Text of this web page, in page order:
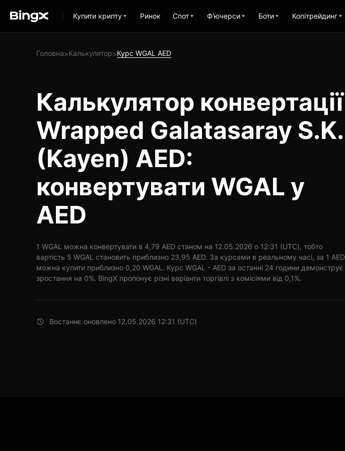
Купити крипту Ринок Спот Ф'ючерси Боти Копітрейдинг
Головна>Калькулятор>Курс WGAL AED
Калькулятор конвертації
Wrapped Galatasaray S.K.
(Kayen) AED:
конвертувати WGAL у
AED
1 WGAL можна конвертувати в 4,79 AED станом на 12.05.2026 о 12:31 (UTC), тобто
вартість 5 WGAL становить приблизно 23,95 AED. За курсами в реальному часі, за 1 AED
можна купити приблизно 0,20 WGAL. Курс WGAL - AED за останні 24 години демонструє
зростання на 0%. BingX пропонує різні варіанти торгівлі з комісіями від 0,1%.
Востаннє оновлено 12.05.2026 12:31 (UTC)